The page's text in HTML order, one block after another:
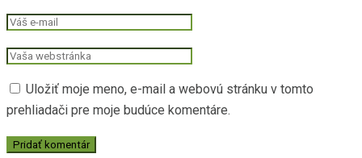
Uložiť moje meno, e-mail a webovú stránku v tomto
prehliadači pre moje budúce komentáre.